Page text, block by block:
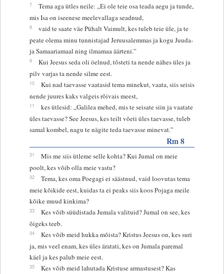
7
Tema aga ütles neile: „Ei ole teie osa teada aegu ja tunde,
mis Isa on iseenese meelevallaga seadnud,
8
vaid te saate väe Pühalt Vaimult, kes tuleb teie üle, ja te
peate olema minu tunnistajad Jeruusalemmas ja kogu Juuda-
ja Samaariamaal ning ilmamaa äärteni.”
9
Kui Jeesus seda oli öelnud, tõsteti ta nende nähes üles ja
pilv varjas ta nende silme eest.
10
Kui nad taevasse vaatasid tema minekut, vaata, siis seisis
nende juures kaks valgeis rõivais meest,
11
kes ütlesid: „Galilea mehed, mis te seisate siin ja vaatate
üles taevasse? See Jeesus, kes teilt võeti üles taevasse, tuleb
samal kombel, nagu te nägite teda taevasse minevat.”
Rm 8
31
Mis me siis ütleme selle kohta? Kui Jumal on meie
poolt, kes võib olla meie vastu?
32
Tema, kes oma Poegagi ei säästnud, vaid loovutas tema
meie kõikide eest, kuidas ta ei peaks siis koos Pojaga meile
kõike muud kinkima?
33
Kes võib süüdistada Jumala valituid? Jumal on see, kes
õigeks teeb.
34
Kes võib meid hukka mõista? Kristus Jeesus on, kes suri
ja, mis veel enam, kes üles äratati, kes on Jumala paremal
käel ja kes palub meie eest.
35
Kes võib meid lahutada Kristuse armastusest? Kas